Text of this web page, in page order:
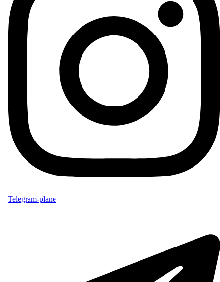
Telegram-plane